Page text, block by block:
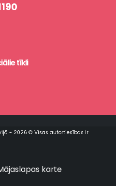
tīkli
- 2026 © Visas autortiesības ir
karte